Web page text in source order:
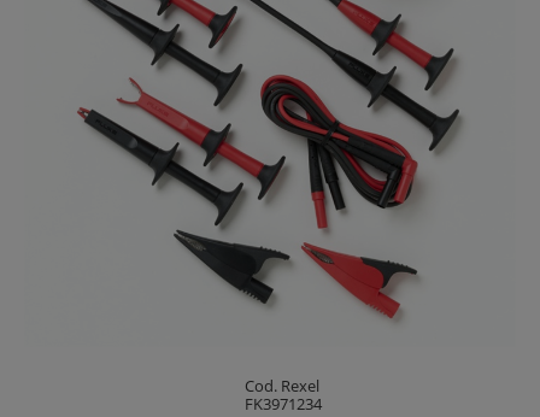
Cod. Rexel
FK3971234